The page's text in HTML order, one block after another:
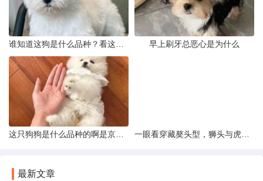
早上刷牙总恶心是为什么
最新文章